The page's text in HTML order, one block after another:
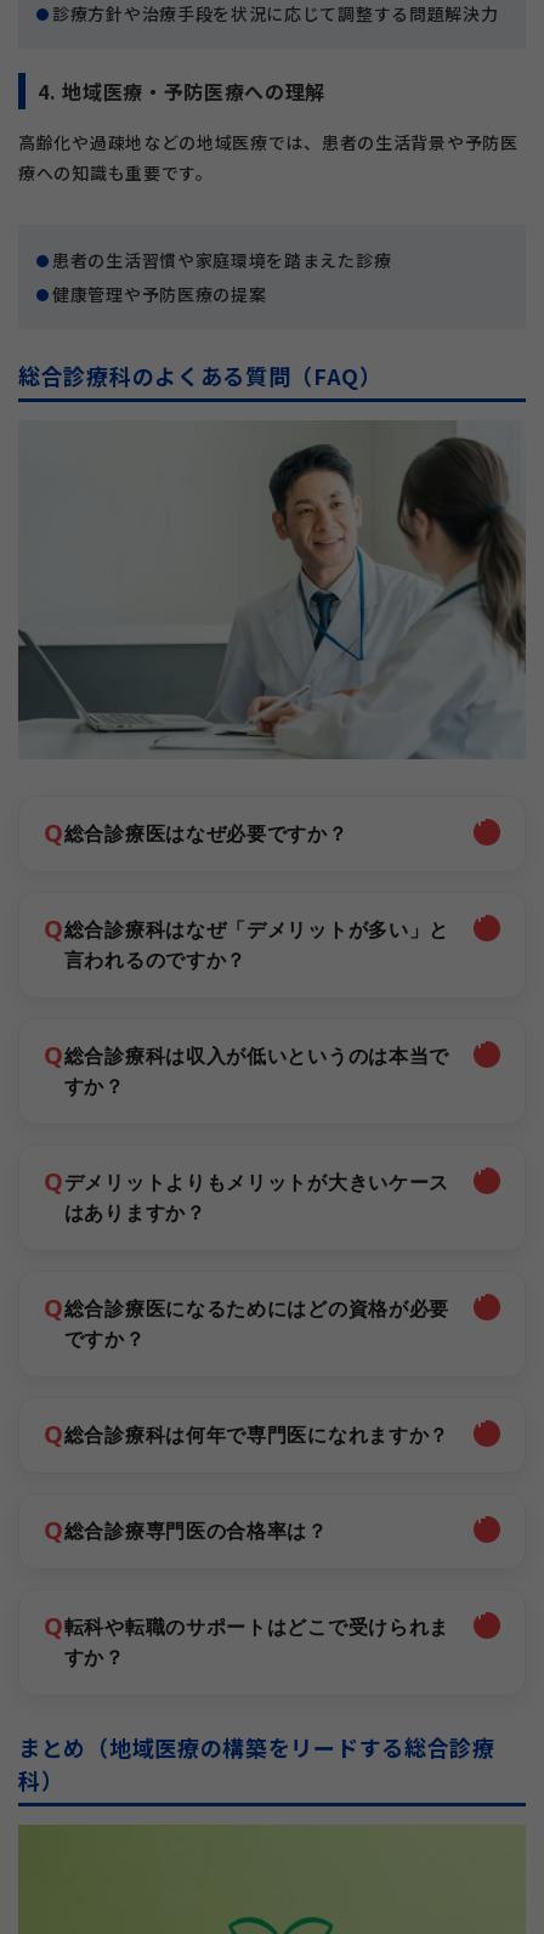
診療方針や治療手段を状況に応じて調整する問題解決力
4. 地域医療・予防医療への理解
高齢化や過疎地などの地域医療では、患者の生活背景や予防医
療への知識も重要です。
患者の生活習慣や家庭環境を踏まえた診療
健康管理や予防医療の提案
総合診療科のよくある質問（FAQ）
Q総合診療医はなぜ必要ですか？
Q総合診療科はなぜ「デメリットが多い」と
言われるのですか？
Q総合診療科は収入が低いというのは本当で
すか？
Qデメリットよりもメリットが大きいケース
はありますか？
Q総合診療医になるためにはどの資格が必要
ですか？
Q総合診療科は何年で専門医になれますか？
Q総合診療専門医の合格率は？
Q転科や転職のサポートはどこで受けられま
すか？
まとめ（地域医療の構築をリードする総合診療
科）